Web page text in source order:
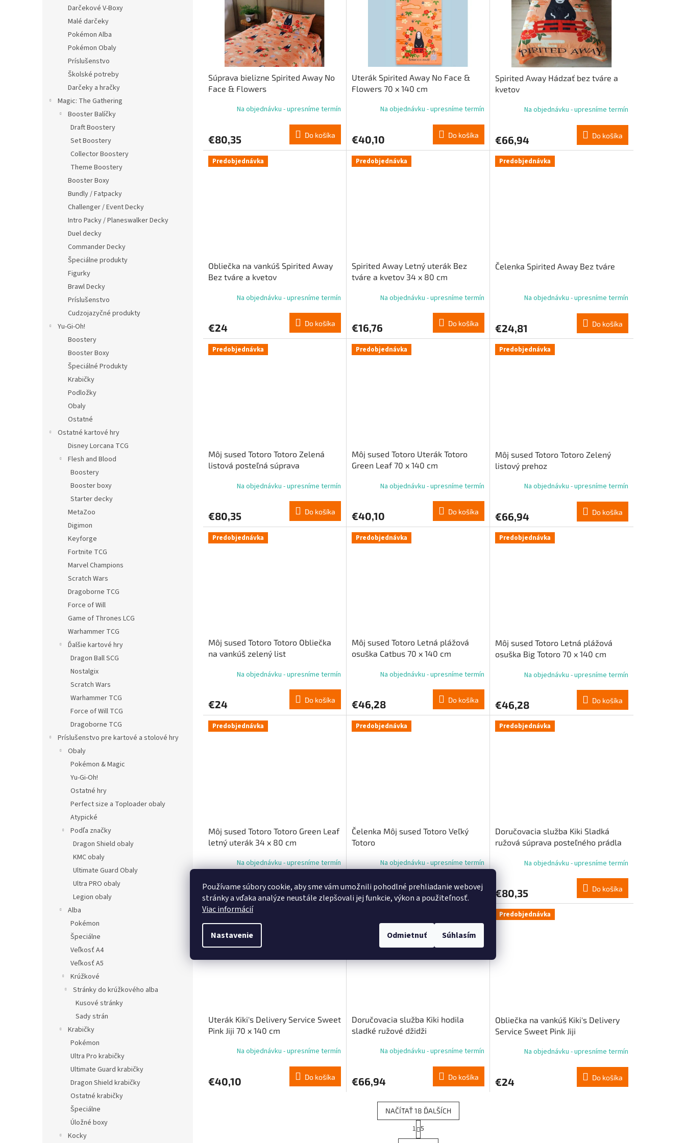
Používame súbory cookie, aby sme vám umožnili pohodlné prehliadanie webovej
stránky a vďaka analýze neustále zlepšovali jej funkcie, výkon a použiteľnosť.
Viac informácií
Nastavenie Odmietnuť Súhlasím
Darčekové V-Boxy
Malé darčeky
Pokémon Alba
Pokémon Obaly
Príslušenstvo
Školské potreby
Darčeky a hračky
Magic: The Gathering
Booster Balíčky
Draft Boostery
Set Boostery
Collector Boostery
Theme Boostery
Booster Boxy
Bundly / Fatpacky
Challenger / Event Decky
Intro Packy / Planeswalker Decky
Duel decky
Commander Decky
Špeciálne produkty
Figurky
Brawl Decky
Príslušenstvo
Cudzojazyčné produkty
Yu-Gi-Oh!
Boostery
Booster Boxy
Špeciálné Produkty
Krabičky
Podložky
Obaly
Ostatné
Ostatné kartové hry
Disney Lorcana TCG
Flesh and Blood
Boostery
Booster boxy
Starter decky
MetaZoo
Digimon
Keyforge
Fortnite TCG
Marvel Champions
Scratch Wars
Dragoborne TCG
Force of Will
Game of Thrones LCG
Warhammer TCG
Ďalšie kartové hry
Dragon Ball SCG
Nostalgix
Scratch Wars
Warhammer TCG
Force of Will TCG
Dragoborne TCG
Príslušenstvo pre kartové a stolové hry
Obaly
Pokémon & Magic
Yu-Gi-Oh!
Ostatné hry
Perfect size a Toploader obaly
Atypické
Podľa značky
Dragon Shield obaly
KMC obaly
Ultimate Guard Obaly
Ultra PRO obaly
Legion obaly
Alba
Pokémon
Špeciálne
Veľkosť A4
Veľkosť A5
Krúžkové
Stránky do krúžkového alba
Kusové stránky
Sady strán
Krabičky
Pokémon
Ultra Pro krabičky
Ultimate Guard krabičky
Dragon Shield krabičky
Ostatné krabičky
Špeciálne
Úložné boxy
Kocky
Súprava bielizne Spirited Away No
Face & Flowers
Na objednávku - upresníme termín
€80,35 Do košíka
Uterák Spirited Away No Face &
Flowers 70 x 140 cm
Na objednávku - upresníme termín
€40,10 Do košíka
Spirited Away Hádzať bez tváre a
kvetov
Na objednávku - upresníme termín
€66,94 Do košíka
Predobjednávka
Obliečka na vankúš Spirited Away
Bez tváre a kvetov
Na objednávku - upresníme termín
€24 Do košíka
Predobjednávka
Spirited Away Letný uterák Bez
tváre a kvetov 34 x 80 cm
Na objednávku - upresníme termín
€16,76 Do košíka
Predobjednávka
Čelenka Spirited Away Bez tváre
Na objednávku - upresníme termín
€24,81 Do košíka
Predobjednávka
Môj sused Totoro Totoro Zelená
listová posteľná súprava
Na objednávku - upresníme termín
€80,35 Do košíka
Predobjednávka
Môj sused Totoro Uterák Totoro
Green Leaf 70 x 140 cm
Na objednávku - upresníme termín
€40,10 Do košíka
Predobjednávka
Môj sused Totoro Totoro Zelený
listový prehoz
Na objednávku - upresníme termín
€66,94 Do košíka
Predobjednávka
Môj sused Totoro Totoro Obliečka
na vankúš zelený list
Na objednávku - upresníme termín
€24 Do košíka
Predobjednávka
Môj sused Totoro Letná plážová
osuška Catbus 70 x 140 cm
Na objednávku - upresníme termín
€46,28 Do košíka
Predobjednávka
Môj sused Totoro Letná plážová
osuška Big Totoro 70 x 140 cm
Na objednávku - upresníme termín
€46,28 Do košíka
Predobjednávka
Môj sused Totoro Totoro Green Leaf
letný uterák 34 x 80 cm
Na objednávku - upresníme termín
€16,76 Do košíka
Predobjednávka
Čelenka Môj sused Totoro Veľký
Totoro
Na objednávku - upresníme termín
€24,81 Do košíka
Predobjednávka
Doručovacia služba Kiki Sladká
ružová súprava posteľného prádla
Na objednávku - upresníme termín
€80,35 Do košíka
Predobjednávka
Uterák Kiki's Delivery Service Sweet
Pink Jiji 70 x 140 cm
Na objednávku - upresníme termín
€40,10 Do košíka
Doručovacia služba Kiki hodila
sladké ružové džidži
Na objednávku - upresníme termín
€66,94 Do košíka
Predobjednávka
Obliečka na vankúš Kiki's Delivery
Service Sweet Pink Jiji
Na objednávku - upresníme termín
€24 Do košíka
O
NAČÍTAŤ 18 ĎALŠÍCH
S
t
r
1 5